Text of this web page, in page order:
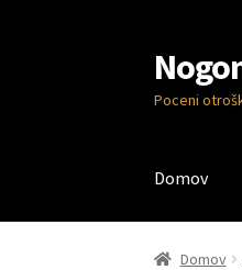
Skip
to
navigation
Skip
to
content
Poceni
Domov
DomovDomov